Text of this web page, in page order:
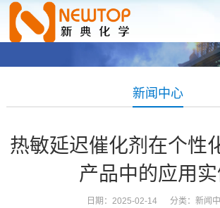
新闻中心
热敏延迟催化剂在个性
产品中的应用实
日期：2025-02-14 分类： 新闻